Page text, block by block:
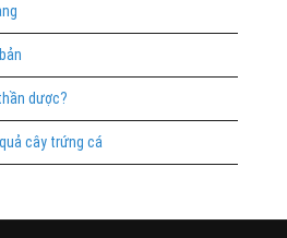
dược?
cây trứng cá